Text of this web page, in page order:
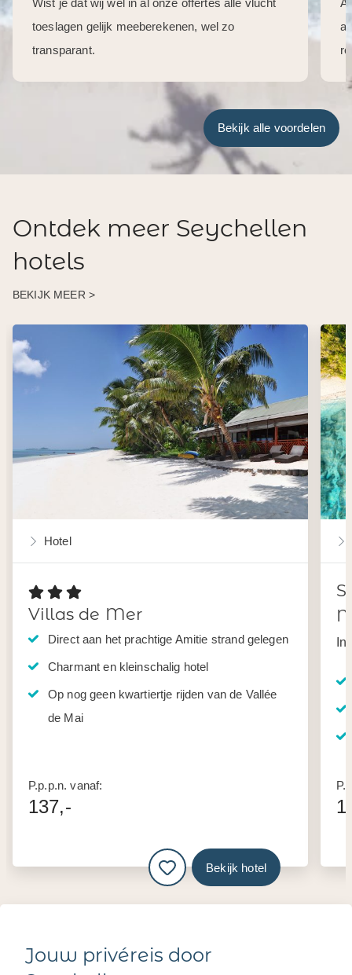
Wist je dat wij wel in al onze offertes alle vlucht
toeslagen gelijk meeberekenen, wel zo
transparant.
Bekijk alle voordelen
Ontdek meer Seychellen
hotels
BEKIJK MEER >
Hotel
Villas de Mer
Direct aan het prachtige Amitie strand gelegen
Charmant en kleinschalig hotel
Op nog geen kwartiertje rijden van de Vallée
de Mai
P.p.p.n. vanaf:
137,-
Bekijk hotel
Jouw privéreis door